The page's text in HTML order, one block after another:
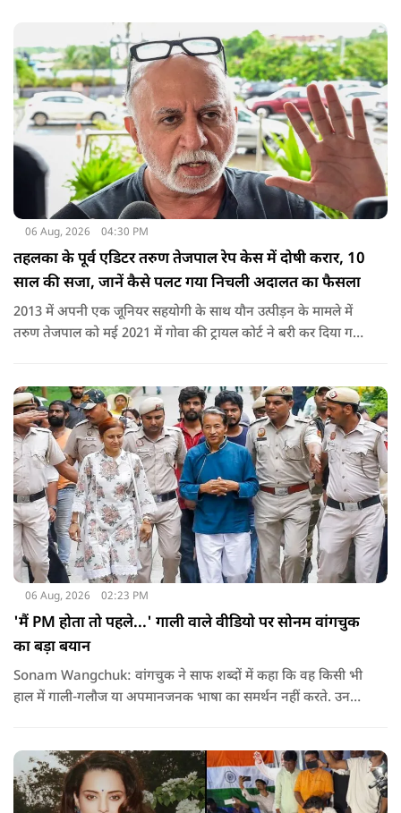
06 Aug, 2026 04:30 PM
तहलका के पूर्व एडिटर तरुण तेजपाल रेप केस में दोषी करार, 10
साल की सजा, जानें कैसे पलट गया निचली अदालत का फैसला
2013 में अपनी एक जूनियर सहयोगी के साथ यौन उत्पीड़न के मामले में
तरुण तेजपाल को मई 2021 में गोवा की ट्रायल कोर्ट ने बरी कर दिया गया
06 Aug, 2026 02:23 PM
'मैं PM होता तो पहले...' गाली वाले वीडियो पर सोनम वांगचुक
का बड़ा बयान
Sonam Wangchuk: वांगचुक ने साफ शब्दों में कहा कि वह किसी भी
हाल में गाली-गलौज या अपमानजनक भाषा का समर्थन नहीं करते. उनका